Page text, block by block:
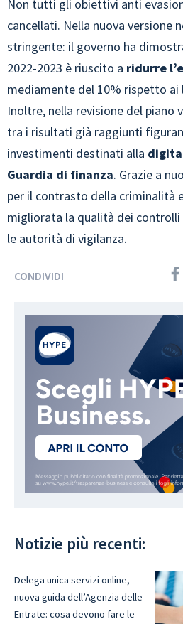
Non tutti gli obiettivi anti
cancellati. Nella nuova versione
stringente: il governo ha
2022-2023 è riuscito a ridurre
mediamente del 10% rispetto ai
Inoltre, nella revisione del piano
tra i risultati già raggiunti
investimenti destinati alla
Guardia di finanza. Grazie a
per il contrasto della criminalità
migliorata la qualità dei
le autorità di vigilanza.
CONDIVIDI
Notizie più recenti:
Delega unica servizi online,
nuova guida dell’Agenzia delle
Entrate: cosa devono fare le